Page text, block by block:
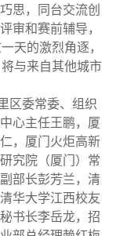
思，同台交流创
审和赛前辅导，
天的激烈角逐，
与来自其他城市
区委常委、组织
心主任王鹏，厦
，厦门火炬高新
究院（厦门）常
部长彭芳兰，清
华大学江西校友
书长李岳龙，招